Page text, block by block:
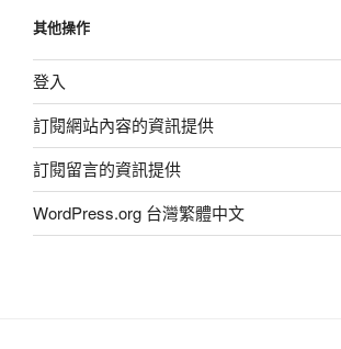
其他操作
登入
訂閱網站內容的資訊提供
訂閱留言的資訊提供
WordPress.org 台灣繁體中文